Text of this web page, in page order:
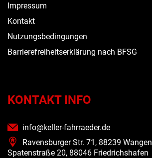
Impressum
Kontakt
Nutzungsbedingungen
Barrierefreiheitserklärung nach BFSG
KONTAKT INFO
info@keller-fahrraeder.de
Ravensburger Str. 71, 88239 Wangen
Spatenstraße 20, 88046 Friedrichshafen